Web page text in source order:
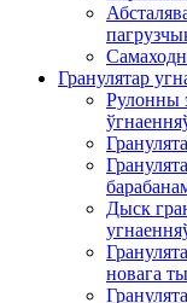
Гранулятар
Рулонны
Дыск
новага